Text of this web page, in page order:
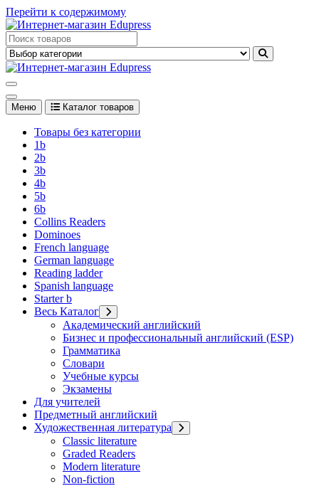
Перейти к содержимому
Edupress Uzbekistan, Edupress Узбекистан, книги, учебники на
английском языке
английском языке
Меню Каталог товаров
Товары без категории
1b
2b
3b
4b
5b
6b
Collins Readers
Dominoes
French language
German language
Reading ladder
Spanish language
Starter b
Весь Каталог
Академический английский
Бизнес и профессиональный английский (ESP)
Грамматика
Словари
Учебные курсы
Экзамены
Для учителей
Предметный английский
Художественная литература
Classic literature
Graded Readers
Modern literature
Non-fiction